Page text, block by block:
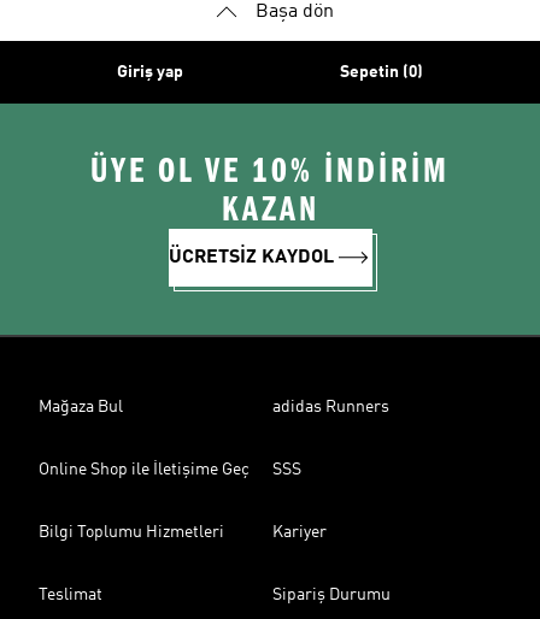
Başa dön
Giriş yap Sepetin (0)
ÜYE OL VE 10% İNDİRİM
KAZAN
ÜCRETSİZ KAYDOL
Mağaza Bul adidas Runners
Online Shop ile İletişime Geç SSS
Bilgi Toplumu Hizmetleri Kariyer
Teslimat Sipariş Durumu